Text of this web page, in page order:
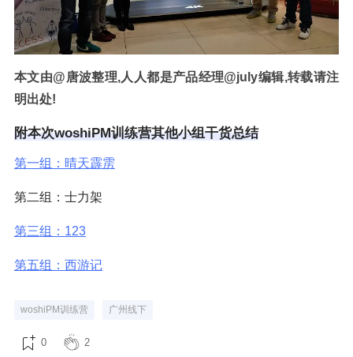
本文由@唐波整理,人人都是产品经理@july编辑,转载请注
明出处!
附本次woshiPM训练营其他小组干货总结
第一组：晴天霹雳
第二组：士力架
第三组：123
第五组：西游记
woshiPM训练营 广州线下
0 2